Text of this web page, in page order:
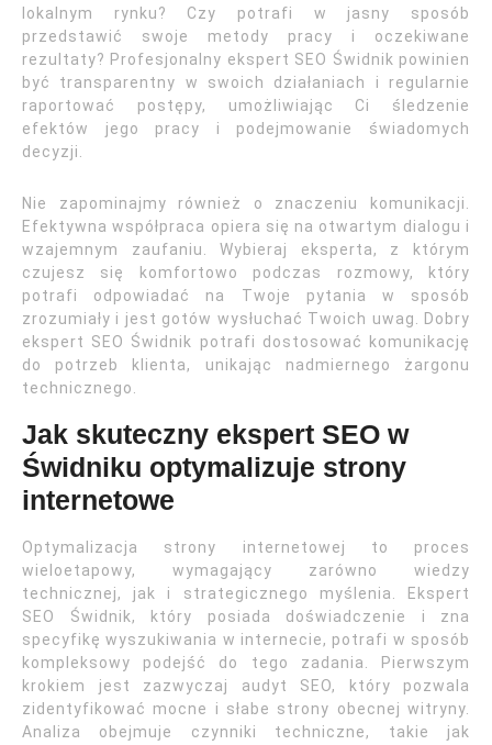
lokalnym rynku? Czy potrafi w jasny sposób
przedstawić swoje metody pracy i oczekiwane
rezultaty? Profesjonalny ekspert SEO Świdnik powinien
być transparentny w swoich działaniach i regularnie
raportować postępy, umożliwiając Ci śledzenie
efektów jego pracy i podejmowanie świadomych
decyzji.
Nie zapominajmy również o znaczeniu komunikacji.
Efektywna współpraca opiera się na otwartym dialogu i
wzajemnym zaufaniu. Wybieraj eksperta, z którym
czujesz się komfortowo podczas rozmowy, który
potrafi odpowiadać na Twoje pytania w sposób
zrozumiały i jest gotów wysłuchać Twoich uwag. Dobry
ekspert SEO Świdnik potrafi dostosować komunikację
do potrzeb klienta, unikając nadmiernego żargonu
technicznego.
Jak skuteczny ekspert SEO w
Świdniku optymalizuje strony
internetowe
Optymalizacja strony internetowej to proces
wieloetapowy, wymagający zarówno wiedzy
technicznej, jak i strategicznego myślenia. Ekspert
SEO Świdnik, który posiada doświadczenie i zna
specyfikę wyszukiwania w internecie, potrafi w sposób
kompleksowy podejść do tego zadania. Pierwszym
krokiem jest zazwyczaj audyt SEO, który pozwala
zidentyfikować mocne i słabe strony obecnej witryny.
Analiza obejmuje czynniki techniczne, takie jak